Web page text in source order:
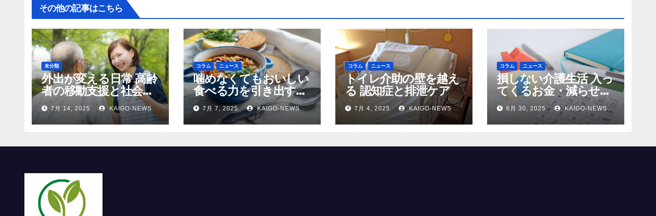
その他の記事はこちら
未分類
外出が変える日常 高齢
者の移動支援と社会参
加7月 14, 2025 KAIGO-NEWS
コラム ニュース
噛めなくてもおいしい
食べる力を引き出す高
齢者の調理術
7月 7, 2025 KAIGO-NEWS
コラム ニュース
トイレ介助の壁を越え
る 認知症と排泄ケア
7月 4, 2025 KAIGO-NEWS
コラム ニュース
損しない介護生活 入っ
てくるお金・減らせる
支出の話
6月 30, 2025 KAIGO-NEWS